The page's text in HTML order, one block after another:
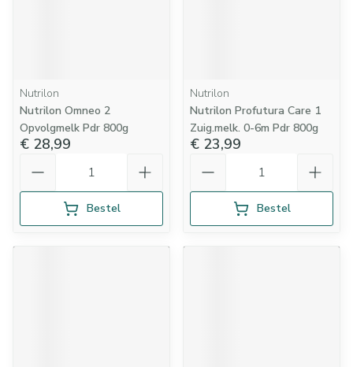
Nutrilon
Nutrilon Omneo 2
Opvolgmelk Pdr 800g
€ 28,99
Bestel
Nutrilon
Nutrilon Profutura Care 1
Zuig.melk. 0-6m Pdr 800g
€ 23,99
Bestel